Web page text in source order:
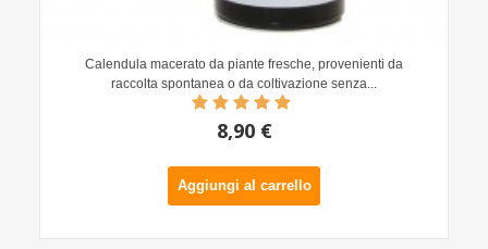
Calendula macerato da piante fresche, provenienti da
raccolta spontanea o da coltivazione senza...
8,90 €
Aggiungi al carrello